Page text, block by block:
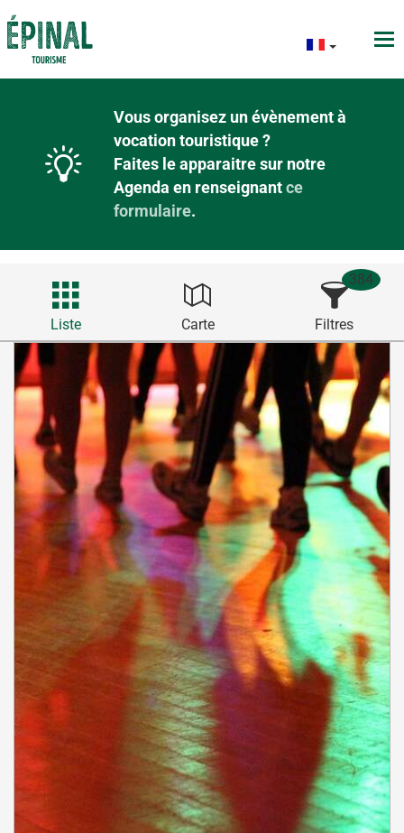
Vous organisez un évènement à
vocation touristique ?
Faites le apparaitre sur notre
Agenda en renseignantce
formulaire.
Liste Carte Filtres
384